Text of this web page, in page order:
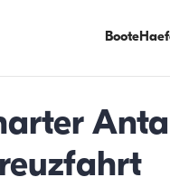
Boote